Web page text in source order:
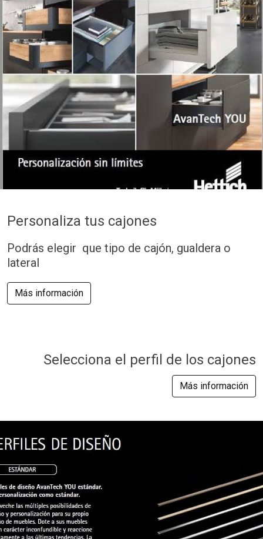
Personaliza tus cajones
Podrás elegir que tipo de cajón, gualdera o
lateral
Más información
Selecciona el perfil de los cajones
Más información